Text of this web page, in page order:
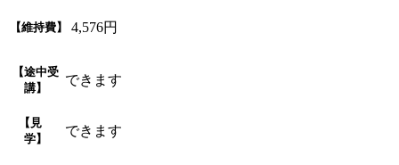
【維持費】 4,576円
【途中受
講】
できます
【見
学】
できます